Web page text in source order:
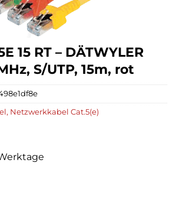
15 RT – DÄTWYLER
S/UTP, 15m, rot
Netzwerkkabel Cat.5(e)